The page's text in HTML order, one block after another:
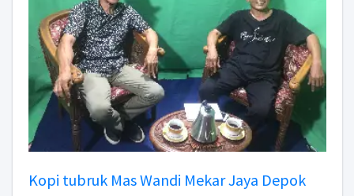
Kopi tubruk Mas Wandi Mekar Jaya Depok